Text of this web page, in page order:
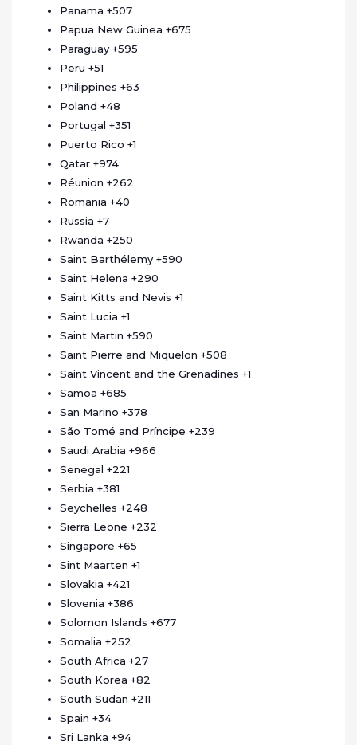
Panama +507
Papua New Guinea +675
Paraguay +595
Peru +51
Philippines +63
Poland +48
Portugal +351
Puerto Rico +1
Qatar +974
Réunion +262
Romania +40
Russia +7
Rwanda +250
Saint Barthélemy +590
Saint Helena +290
Saint Kitts and Nevis +1
Saint Lucia +1
Saint Martin +590
Saint Pierre and Miquelon +508
Saint Vincent and the Grenadines +1
Samoa +685
San Marino +378
São Tomé and Príncipe +239
Saudi Arabia +966
Senegal +221
Serbia +381
Seychelles +248
Sierra Leone +232
Singapore +65
Sint Maarten +1
Slovakia +421
Slovenia +386
Solomon Islands +677
Somalia +252
South Africa +27
South Korea +82
South Sudan +211
Spain +34
Sri Lanka +94